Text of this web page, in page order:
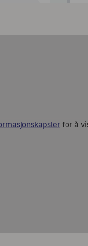
for å